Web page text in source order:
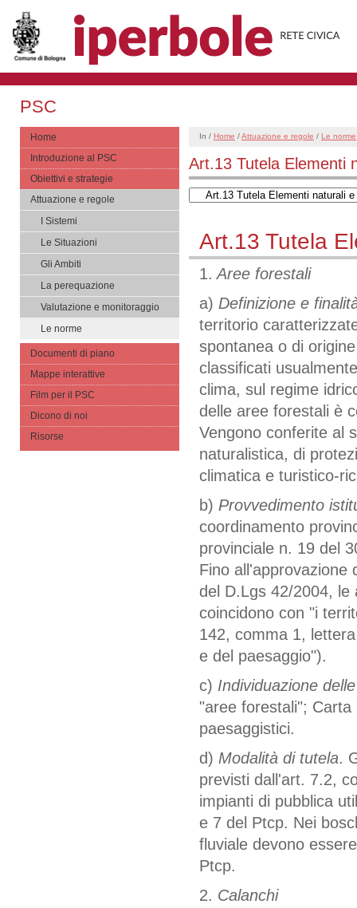
PSC
Home
Introduzione al PSC
Obiettivi e strategie
Attuazione e regole
I Sistemi
Le Situazioni
Gli Ambiti
La perequazione
Valutazione e monitoraggio
Le norme
Documenti di piano
Mappe interattive
Film per il PSC
Dicono di noi
Risorse
In / Home /Attuazione e regole / Le norme
Art.13 Tutela Elementi
Art.13 Tutela
1. Aree forestali
a) Definizione e
territorio
spontanea o di
classificati
clima, sul regime
delle aree forestali è
Vengono conferite al
naturalistica, di
climatica e turistico-
b) Provvedimento
coordinamento
provinciale n. 19 del
Fino all'approvazione
del D.Lgs 42/2004, le
coincidono con "i
142, comma 1,
e del paesaggio").
c) Individuazione
"aree forestali";
paesaggistici.
d) Modalità di tutela.
previsti dall'art. 7.2,
impianti di pubblica
e 7 del Ptcp. Nei
fluviale devono
Ptcp.
2. Calanchi